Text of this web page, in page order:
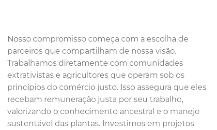
Nosso compromisso começa com a escolha de
parceiros que compartilham de nossa visão.
Trabalhamos diretamente com comunidades
extrativistas e agricultores que operam sob os
princípios do comércio justo. Isso assegura que eles
recebam remuneração justa por seu trabalho,
valorizando o conhecimento ancestral e o manejo
sustentável das plantas. Investimos em projetos